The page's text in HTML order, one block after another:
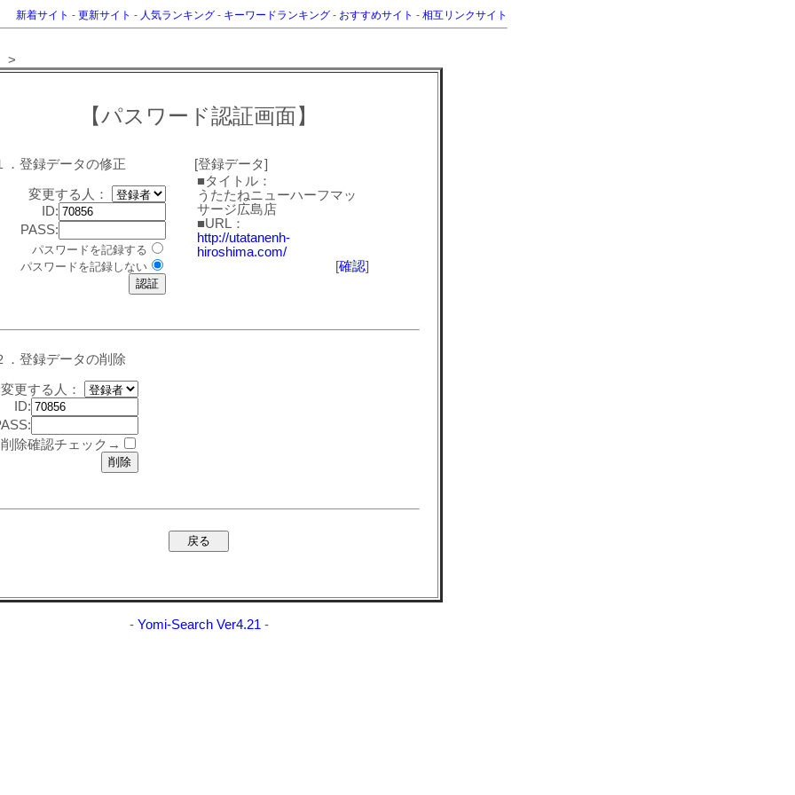
新着サイト - 更新サイト - 人気ランキング- キーワードランキング- おすすめサイト - 相互リンクサイト
【パスワード認証画面】
．登録データの修正
変更する人：
ID:
PASS:
パスワードを記録する
パスワードを記録しない
[登録データ]
■タイトル：
うたたねニューハーフマッ
サージ広島店
■URL：
http://utatanenh-
hiroshima.com/
[確認]
．登録データの削除
変更する人：
ID:
削除確認チェック→
- Yomi-Search Ver4.21-